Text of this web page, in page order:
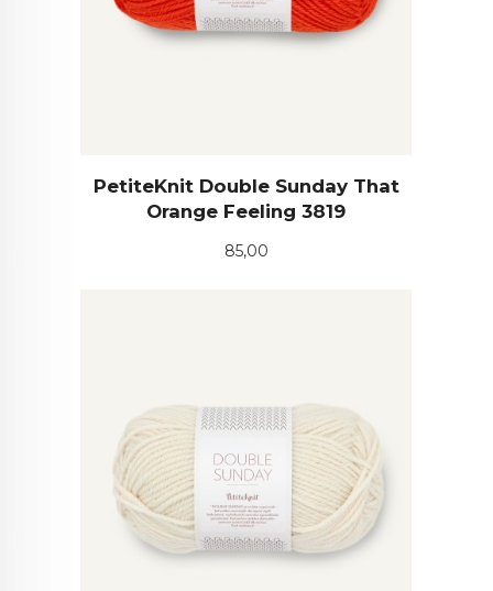
PetiteKnit Double Sunday That
Orange Feeling 3819
Pris
85,00